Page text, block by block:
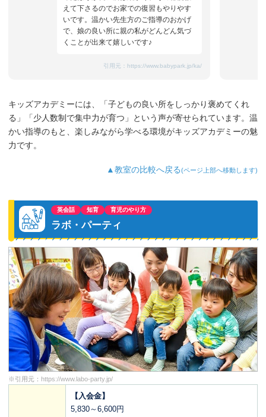
えて下さるのでお家での復習もやりやす
いです。温かい先生方のご指導のおかげ
で、娘の良い所に親の私がどんどん気づ
くことが出来て嬉しいです♪
引用元： https://www.babypark.jp/ka/
キッズアカデミーには、「子どもの良い所をしっかり褒めてくれ
る」「少人数制で集中力が育つ」という声が寄せられています。温
かい指導のもと、楽しみながら学べる環境がキッズアカデミーの魅
力です。
▲教室の比較へ戻る(ページ上部へ移動します)
英会話 知育 育児のやり方
ラボ・パーティ
※引用元： https://www.labo-party.jp/
【入会金】
5,830～6,600円